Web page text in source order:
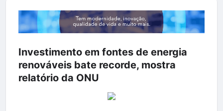
Investimento em fontes de energia
renováveis bate recorde, mostra
relatório da ONU